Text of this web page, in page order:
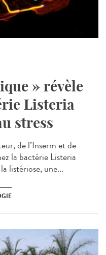
» révèle
Listeria
stress
de l’Inserm et de
la bactérie Listeria
listériose, une...